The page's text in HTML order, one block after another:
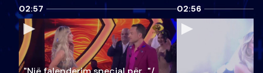
02:57 02:56